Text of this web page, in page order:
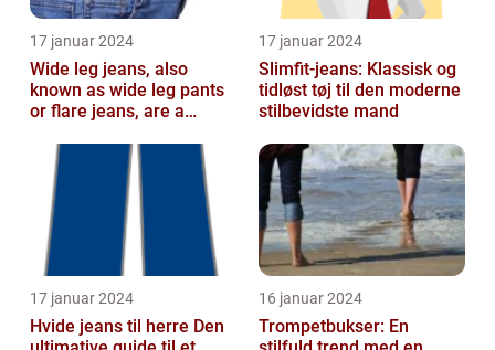
17 januar 2024
Wide leg jeans, also
known as wide leg pants
or flare jeans, are a
for those ...
17 januar 2024
Slimfit-jeans: Klassisk og
tidløst tøj til den moderne
stilbevidste mand
17 januar 2024
Hvide jeans til herre Den
16 januar 2024
Trompetbukser: En